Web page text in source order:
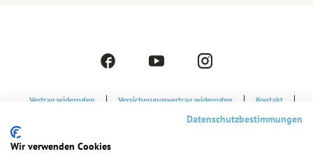
F
o
Y
t
I
t
a
Vertrag widerrufen Versicherungsvertrag widerrufen
Kontakt
Datenschutzerklärung
Datenschutzbestimmungen
Wir verwenden Cookies